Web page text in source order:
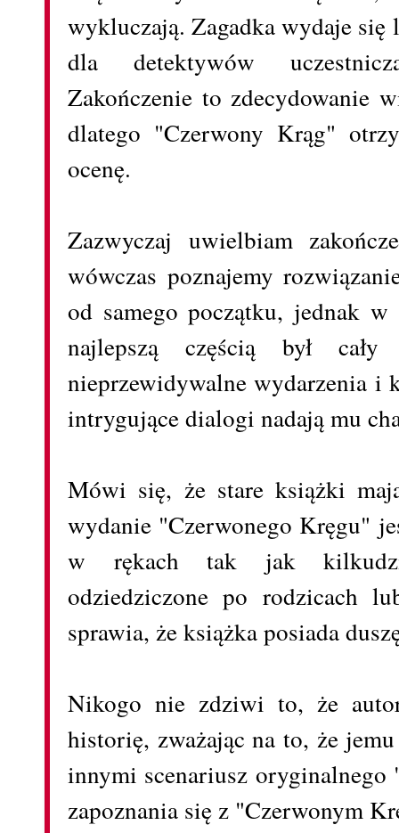
wykluczają. Zagadka wydaje
dla detektywów
Zakończenie to zdecydowanie
dlatego "Czerwony Krąg"
ocenę.
Zazwyczaj uwielbiam
wówczas poznajemy
od samego początku, jednak
najlepszą częścią był
nieprzewidywalne wydarzenia i
intrygujące dialogi nadają mu
Mówi się, że stare książki
wydanie "Czerwonego Kręgu"
w rękach tak jak
odziedziczone po rodzicach
sprawia, że książka posiada
Nikogo nie zdziwi to, że
historię, zważając na to, że
innymi scenariusz
zapoznania się z "Czerwonym